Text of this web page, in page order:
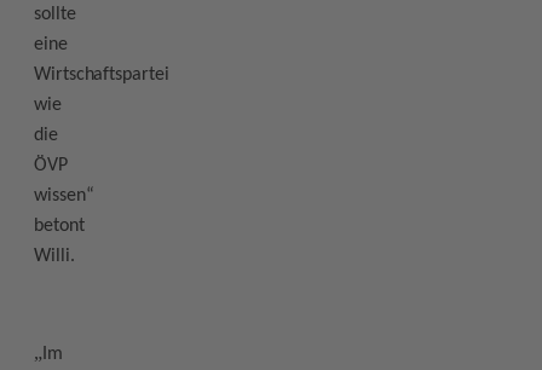
sollte
eine
Wirtschaftspartei
wie
die
ÖVP
wissen“
betont
Willi.
„ Im